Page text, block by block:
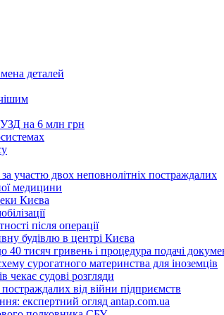
деталей
УЗД на 6 млн грн
участю двох неповнолітніх постраждалих
медицини
Києва
після операції
будівлю в центрі Києва
тисяч гривень і процедура подачі
сурогатного материнства для іноземців
чекає судові розгляди
від війни підприємств
експертний огляд antap.com.ua